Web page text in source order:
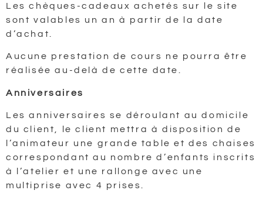
Les chèques-cadeaux achetés sur le site
sont valables un an à partir de la date
d’achat.
Aucune prestation de cours ne pourra être
réalisée au-delà de cette date.
Anniversaires
Les anniversaires se déroulant au domicile
du client, le client mettra à disposition de
l’animateur une grande table et des chaises
correspondant au nombre d’enfants inscrits
à l’atelier et une rallonge avec une
multiprise avec 4 prises.